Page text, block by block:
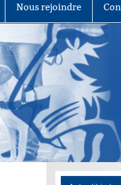
Nous rejoindre